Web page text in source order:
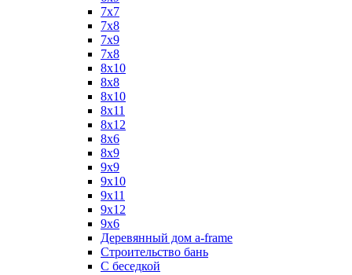
7x7
7x8
7x9
7х8
8x10
8x8
8х10
8х11
8х12
8х6
8х9
9x9
9х10
9х11
9х12
9х6
Деревянный дом a-frame
Строительство бань
С беседкой